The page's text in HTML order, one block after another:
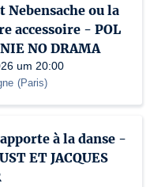
Nebensache ou la
accessoire - POL
NO DRAMA
um 20:00
(Paris)
apporte à la danse -
ET JACQUES